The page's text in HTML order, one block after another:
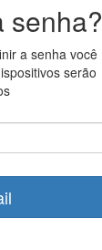
senha?
a senha você
serão